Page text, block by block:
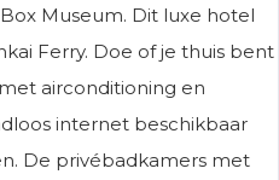
Museum. Dit luxe hotel
Ferry. Doe of je thuis bent
airconditioning en
internet beschikbaar
De privébadkamers met